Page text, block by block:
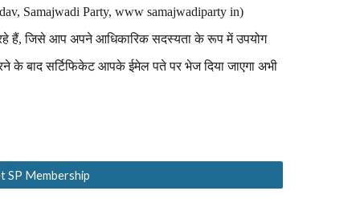
Samajwadi Party, www samajwadiparty in)
हैं, जिसे आप अपने आधिकारिक सदस्यता के रूप में उपयोग
बाद सर्टिफिकेट आपके ईमेल पते पर भेज दिया जाएगा अभी
SP Membership